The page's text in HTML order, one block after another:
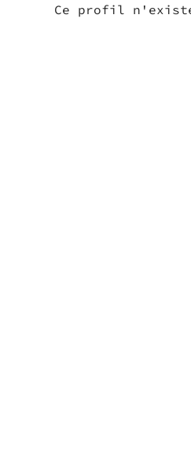
Ce profil